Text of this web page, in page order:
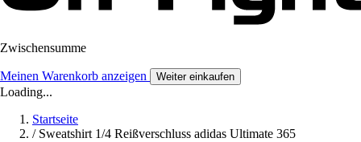
Zwischensumme
Meinen Warenkorb anzeigen Weiter einkaufen
Loading...
Startseite
/ Sweatshirt 1/4 Reißverschluss adidas Ultimate 365